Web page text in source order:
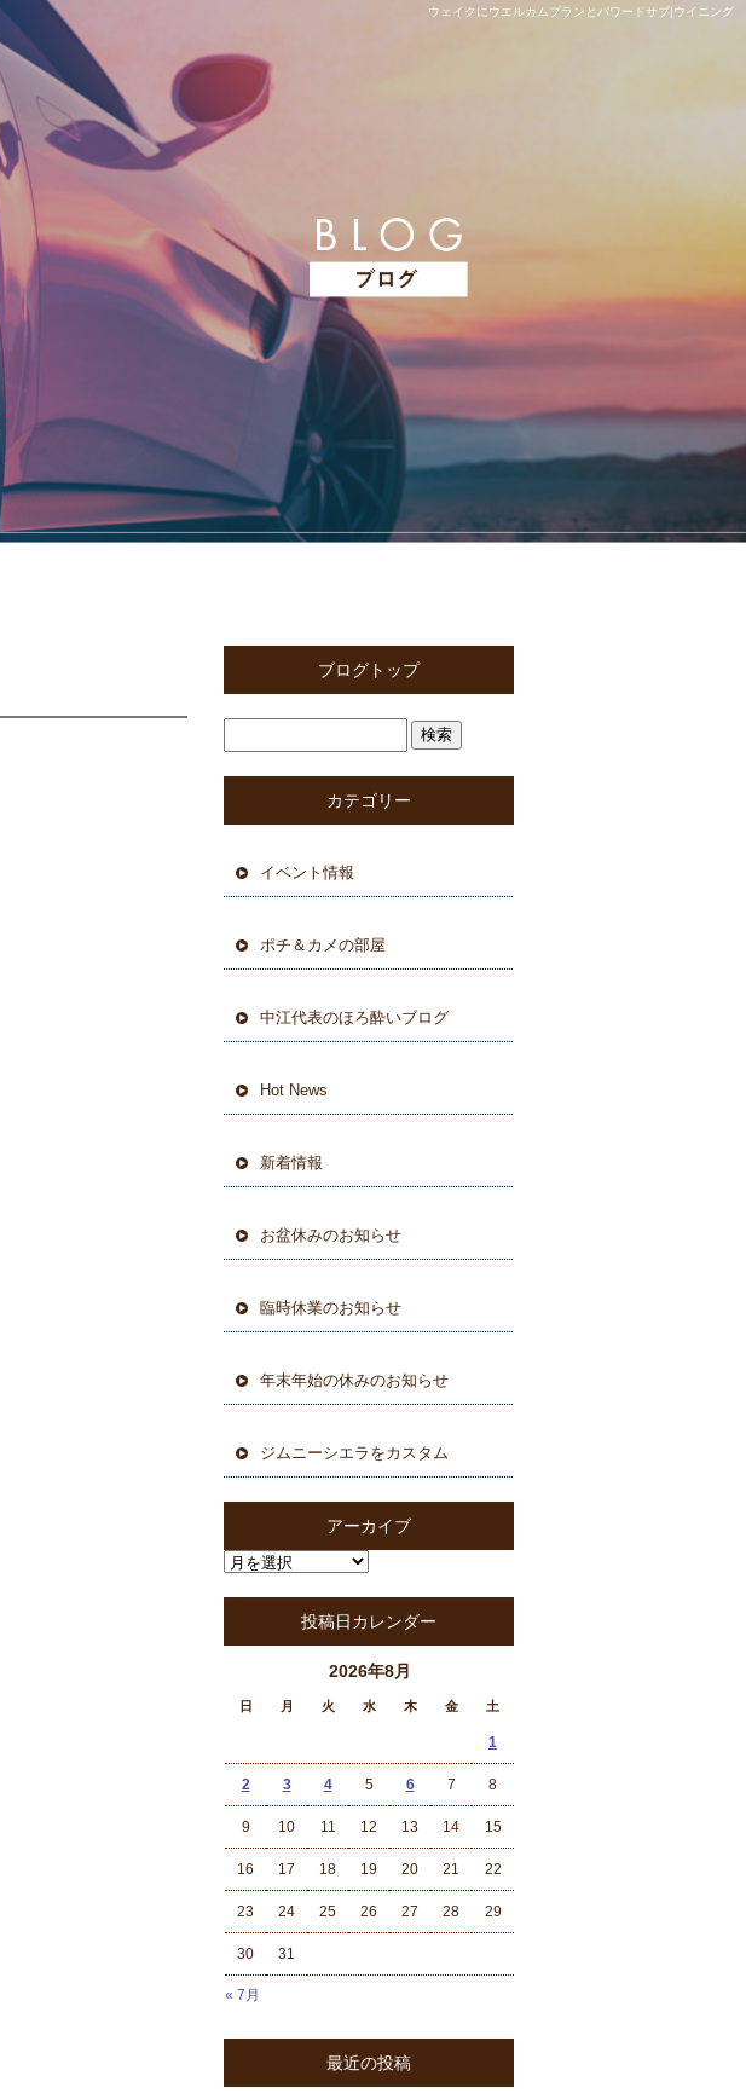
ウェイクにウエルカムプランとパワードサブ|ウイニング
ブログトップ
カテゴリー
イベント情報
ポチ＆カメの部屋
中江代表のほろ酔いブログ
Hot News
新着情報
お盆休みのお知らせ
臨時休業のお知らせ
年末年始の休みのお知らせ
ジムニーシエラをカスタム
アーカイブ
投稿日カレンダー
2026年8月
日 月 火 水 木 金 土
« 7月
1
2 3 4 5 6 7 8
9 10 11 12 13 14 15
16 17 18 19 20 21 22
23 24 25 26 27 28 29
30 31
最近の投稿